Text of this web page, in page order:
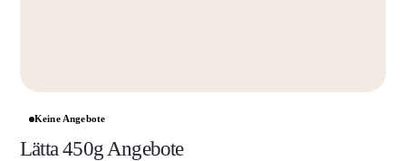
Keine Angebote
Lätta 450g Angebote